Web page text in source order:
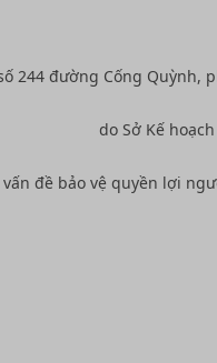
244 đường Cống Quỳnh,
do Sở Kế
đề bảo vệ quyền lợi